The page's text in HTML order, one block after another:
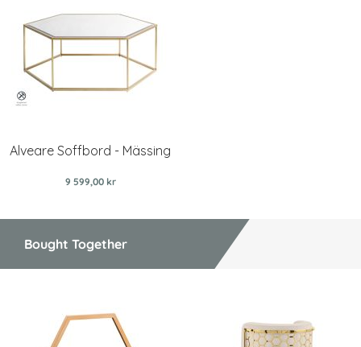
Alveare Soffbord - Mässing
9 599,00 kr
Bought Together